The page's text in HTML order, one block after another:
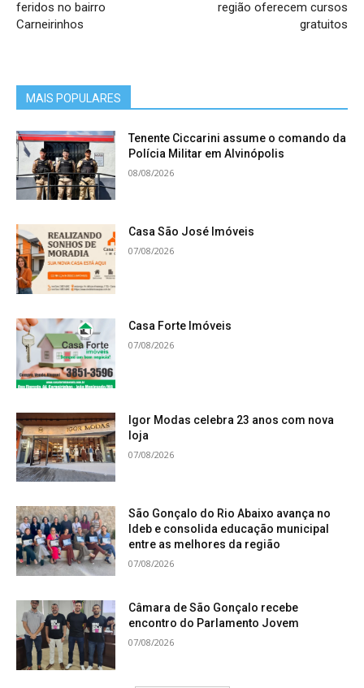
feridos no bairro
Carneirinhos
região oferecem cursos
gratuitos
MAIS POPULARES
Tenente Ciccarini assume o comando da
Polícia Militar em Alvinópolis
08/08/2026
Casa São José Imóveis
07/08/2026
Casa Forte Imóveis
07/08/2026
Igor Modas celebra 23 anos com nova
loja
07/08/2026
São Gonçalo do Rio Abaixo avança no
Ideb e consolida educação municipal
entre as melhores da região
07/08/2026
Câmara de São Gonçalo recebe
encontro do Parlamento Jovem
07/08/2026